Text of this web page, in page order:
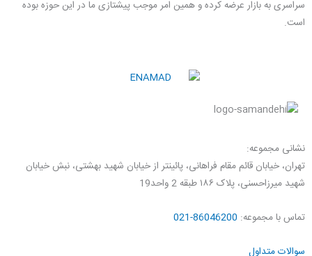
سراسری به بازار عرضه کرده و همین امر موجب پیشتازی ما در این حوزه بوده
است.
نشانی مجموعه:
تهران، خیابان قائم مقام فراهانی، پائینتر از خیابان شهید بهشتی، نبش خیابان
شهید میرزاحسنی، پلاک ۱۸۶ طبقه 2 واحد19
تماس با مجموعه: 86046200-021
سوالات متداول